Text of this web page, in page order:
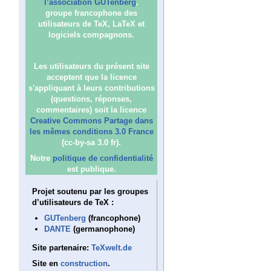
l’association GUTenberg,
groupe francophone des
utilisateurs de TeX, LaTeX et
logiciels compagnons.
Les utilisateurs du présent site
acceptent que la licence
s'appliquant à leurs contributions
(questions, réponses,
commentaires) soit la licence
Creative Commons Partage dans
les mêmes conditions 3.0 France
(cc-by-sa 3.0 fr).
Notre politique de confidentialité
est publique.
Projet soutenu par les groupes
d’utilisateurs de TeX :
GUTenberg (francophone)
DANTE (germanophone)
Site partenaire: TeXwelt.de
Site en construction.